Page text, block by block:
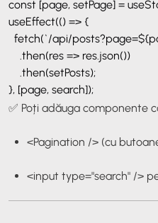
const [page, setPage] =
useEffect(() => {
fetch(`/api/
.then(res => res.json())
.then(setPosts);
}, [page, search]);
✅ Poți adăuga componente
<Pagination />(cu
<input type="search" />